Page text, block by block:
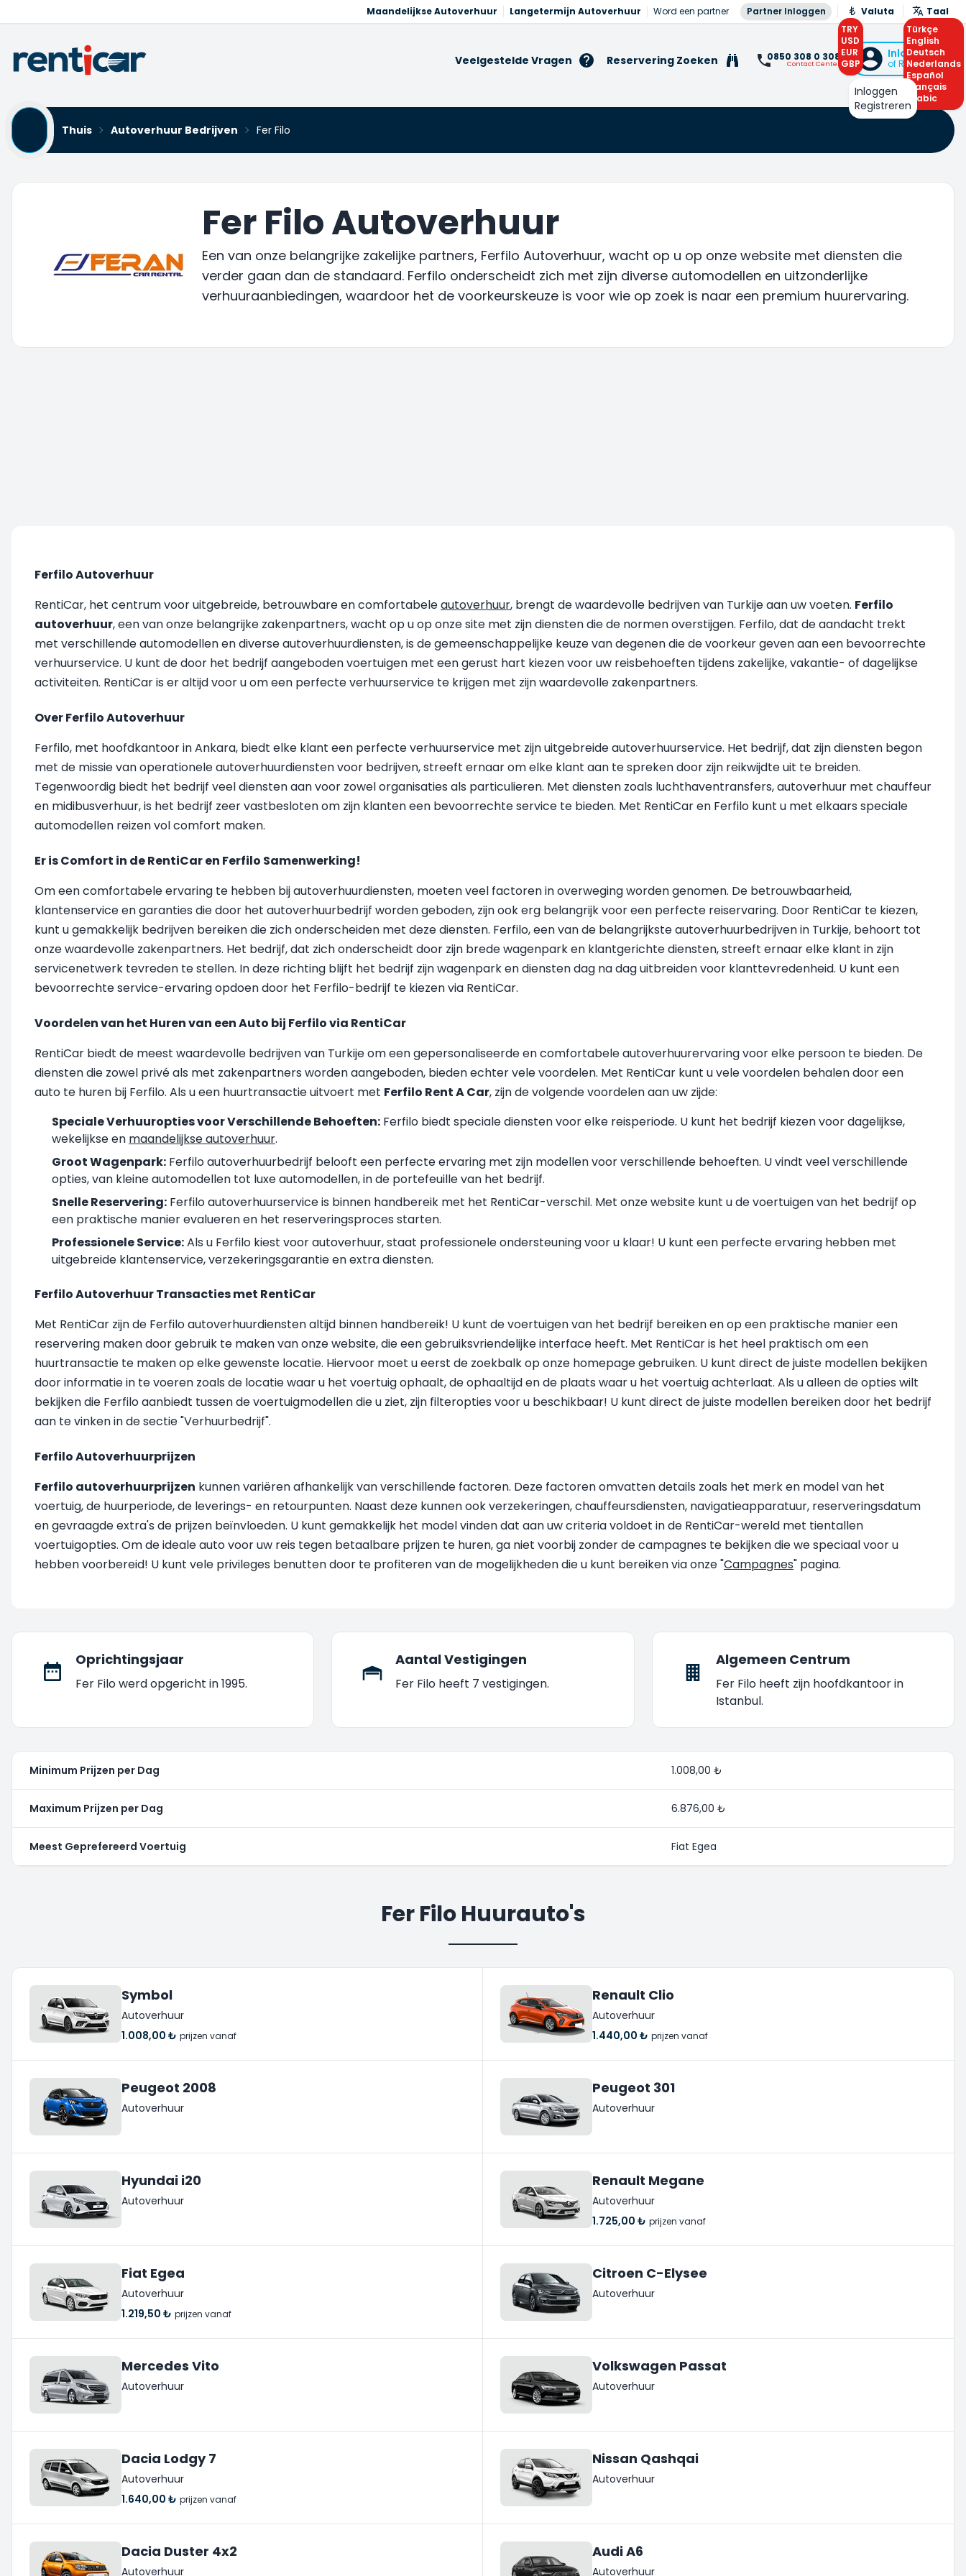
Maandelijkse Autoverhuur Langetermijn Autoverhuur Word een partner Partner Inloggen
Valuta
TRY
USD
EUR
GBP
Taal
Türkçe
English
Deutsch
Nederlands
Español
Français
Arabic
Veelgestelde Vragen Reservering Zoeken 0850 308 0 308
Contact Center
Inloggen
of Registreren
Inloggen
Registreren
Thuis
Autoverhuur Bedrijven Fer Filo
Fer Filo Autoverhuur
Een van onze belangrijke zakelijke partners, Ferfilo Autoverhuur, wacht op u op onze website met diensten die
verder gaan dan de standaard. Ferfilo onderscheidt zich met zijn diverse automodellen en uitzonderlijke
verhuuraanbiedingen, waardoor het de voorkeurskeuze is voor wie op zoek is naar een premium huurervaring.
Ferfilo Autoverhuur
RentiCar, het centrum voor uitgebreide, betrouwbare en comfortabeleautoverhuur, brengt de waardevolle bedrijven van Turkije aan uw voeten. Ferfilo
autoverhuur, een van onze belangrijke zakenpartners, wacht op u op onze site met zijn diensten die de normen overstijgen. Ferfilo, dat de aandacht trekt
met verschillende automodellen en diverse autoverhuurdiensten, is de gemeenschappelijke keuze van degenen die de voorkeur geven aan een bevoorrechte
verhuurservice. U kunt de door het bedrijf aangeboden voertuigen met een gerust hart kiezen voor uw reisbehoeften tijdens zakelijke, vakantie- of dagelijkse
activiteiten. RentiCar is er altijd voor u om een perfecte verhuurservice te krijgen met zijn waardevolle zakenpartners.
Over Ferfilo Autoverhuur
Ferfilo, met hoofdkantoor in Ankara, biedt elke klant een perfecte verhuurservice met zijn uitgebreide autoverhuurservice. Het bedrijf, dat zijn diensten begon
met de missie van operationele autoverhuurdiensten voor bedrijven, streeft ernaar om elke klant aan te spreken door zijn reikwijdte uit te breiden.
Tegenwoordig biedt het bedrijf veel diensten aan voor zowel organisaties als particulieren. Met diensten zoals luchthaventransfers, autoverhuur met chauffeur
en midibusverhuur, is het bedrijf zeer vastbesloten om zijn klanten een bevoorrechte service te bieden. Met RentiCar en Ferfilo kunt u met elkaars speciale
automodellen reizen vol comfort maken.
Er is Comfort in de RentiCar en Ferfilo Samenwerking!
Om een comfortabele ervaring te hebben bij autoverhuurdiensten, moeten veel factoren in overweging worden genomen. De betrouwbaarheid,
klantenservice en garanties die door het autoverhuurbedrijf worden geboden, zijn ook erg belangrijk voor een perfecte reiservaring. Door RentiCar te kiezen,
kunt u gemakkelijk bedrijven bereiken die zich onderscheiden met deze diensten. Ferfilo, een van de belangrijkste autoverhuurbedrijven in Turkije, behoort tot
onze waardevolle zakenpartners. Het bedrijf, dat zich onderscheidt door zijn brede wagenpark en klantgerichte diensten, streeft ernaar elke klant in zijn
servicenetwerk tevreden te stellen. In deze richting blijft het bedrijf zijn wagenpark en diensten dag na dag uitbreiden voor klanttevredenheid. U kunt een
bevoorrechte service-ervaring opdoen door het Ferfilo-bedrijf te kiezen via RentiCar.
Voordelen van het Huren van een Auto bij Ferfilo via RentiCar
RentiCar biedt de meest waardevolle bedrijven van Turkije om een gepersonaliseerde en comfortabele autoverhuurervaring voor elke persoon te bieden. De
diensten die zowel privé als met zakenpartners worden aangeboden, bieden echter vele voordelen. Met RentiCar kunt u vele voordelen behalen door een
auto te huren bij Ferfilo. Als u een huurtransactie uitvoert met Ferfilo Rent A Car, zijn de volgende voordelen aan uw zijde:
Speciale Verhuuropties voor Verschillende Behoeften: Ferfilo biedt speciale diensten voor elke reisperiode. U kunt het bedrijf kiezen voor dagelijkse,
wekelijkse en maandelijkse autoverhuur.
Groot Wagenpark: Ferfilo autoverhuurbedrijf belooft een perfecte ervaring met zijn modellen voor verschillende behoeften. U vindt veel verschillende
opties, van kleine automodellen tot luxe automodellen, in de portefeuille van het bedrijf.
Snelle Reservering: Ferfilo autoverhuurservice is binnen handbereik met het RentiCar-verschil. Met onze website kunt u de voertuigen van het bedrijf op
een praktische manier evalueren en het reserveringsproces starten.
Professionele Service:Als u Ferfilo kiest voor autoverhuur, staat professionele ondersteuning voor u klaar! U kunt een perfecte ervaring hebben met
uitgebreide klantenservice, verzekeringsgarantie en extra diensten.
Ferfilo Autoverhuur Transacties met RentiCar
Met RentiCar zijn de Ferfilo autoverhuurdiensten altijd binnen handbereik! U kunt de voertuigen van het bedrijf bereiken en op een praktische manier een
reservering maken door gebruik te maken van onze website, die een gebruiksvriendelijke interface heeft. Met RentiCar is het heel praktisch om een
huurtransactie te maken op elke gewenste locatie. Hiervoor moet u eerst de zoekbalk op onze homepage gebruiken. U kunt direct de juiste modellen bekijken
door informatie in te voeren zoals de locatie waar u het voertuig ophaalt, de ophaaltijd en de plaats waar u het voertuig achterlaat. Als u alleen de opties wilt
bekijken die Ferfilo aanbiedt tussen de voertuigmodellen die u ziet, zijn filteropties voor u beschikbaar! U kunt direct de juiste modellen bereiken door het bedrijf
aan te vinken in de sectie "Verhuurbedrijf".
Ferfilo Autoverhuurprijzen
Ferfilo autoverhuurprijzen kunnen variëren afhankelijk van verschillende factoren. Deze factoren omvatten details zoals het merk en model van het
voertuig, de huurperiode, de leverings- en retourpunten. Naast deze kunnen ook verzekeringen, chauffeursdiensten, navigatieapparatuur, reserveringsdatum
en gevraagde extra's de prijzen beïnvloeden. U kunt gemakkelijk het model vinden dat aan uw criteria voldoet in de RentiCar-wereld met tientallen
voertuigopties. Om de ideale auto voor uw reis tegen betaalbare prijzen te huren, ga niet voorbij zonder de campagnes te bekijken die we speciaal voor u
hebben voorbereid! U kunt vele privileges benutten door te profiteren van de mogelijkheden die u kunt bereiken via onze "Campagnes" pagina.
Oprichtingsjaar
Fer Filo werd opgericht in 1995.
Aantal Vestigingen
Fer Filo heeft 7 vestigingen.
Algemeen Centrum
Fer Filo heeft zijn hoofdkantoor in
Istanbul.
Minimum Prijzen per Dag 1.008,00 ₺
Maximum Prijzen per Dag 6.876,00 ₺
Meest Geprefereerd Voertuig Fiat Egea
Fer Filo Huurauto's
Symbol
Autoverhuur
1.008,00 ₺ prijzen vanaf
Renault Clio
Autoverhuur
1.440,00 ₺ prijzen vanaf
Peugeot 2008
Autoverhuur
Peugeot 301
Autoverhuur
Hyundai i20
Autoverhuur
Renault Megane
Autoverhuur
1.725,00 ₺ prijzen vanaf
Fiat Egea
Autoverhuur
1.219,50 ₺ prijzen vanaf
Citroen C-Elysee
Autoverhuur
Mercedes Vito
Autoverhuur
Volkswagen Passat
Autoverhuur
Dacia Lodgy 7
Autoverhuur
1.640,00 ₺ prijzen vanaf
Nissan Qashqai
Autoverhuur
Dacia Duster 4x2
Autoverhuur
Audi A6
Autoverhuur